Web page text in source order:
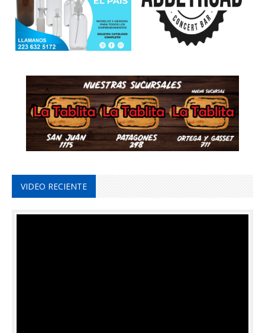
VIDEO RECIENTE